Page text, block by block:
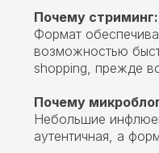
Почему стриминг:
Формат
возможностью
shopping, прежде
Почему
Небольшие
аутентичная, а